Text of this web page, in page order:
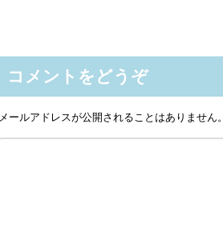
コメントをどうぞ
メールアドレスが公開されることはありません。